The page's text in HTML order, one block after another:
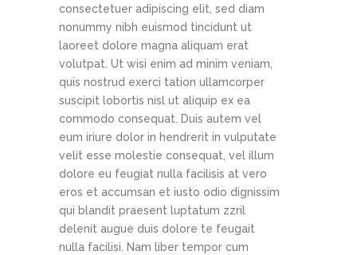
consectetuer adipiscing elit, sed diam
nonummy nibh euismod tincidunt ut
laoreet dolore magna aliquam erat
volutpat. Ut wisi enim ad minim veniam,
quis nostrud exerci tation ullamcorper
suscipit lobortis nisl ut aliquip ex ea
commodo consequat. Duis autem vel
eum iriure dolor in hendrerit in vulputate
velit esse molestie consequat, vel illum
dolore eu feugiat nulla facilisis at vero
eros et accumsan et iusto odio dignissim
qui blandit praesent luptatum zzril
delenit augue duis dolore te feugait
nulla facilisi. Nam liber tempor cum